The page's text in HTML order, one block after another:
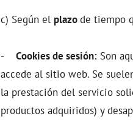
c) Según el plazode tiempo
- Cookies de sesión: Son
accede al sitio web. Se
la prestación del servicio
productos adquiridos) y